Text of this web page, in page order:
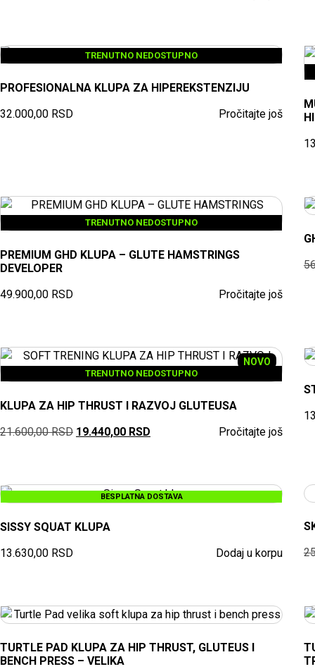
TRENUTNO NEDOSTUPNO
PROFESIONALNA KLUPA ZA HIPEREKSTENZIJU
32.000,00 RSD Pročitajte još
TRENUTNO NEDOSTUPNO
PREMIUM GHD KLUPA – GLUTE HAMSTRINGS
DEVELOPER
49.900,00 RSD Pročitajte još
TRENUTNO NEDOSTUPNO
NOVO
KLUPA ZA HIP THRUST I RAZVOJ GLUTEUSA
21.600,00RSD 19.440,00 RSD Pročitajte još
BESPLATNA DOSTAVA
SISSY SQUAT KLUPA
13.630,00 RSD Dodaj u korpu
TURTLE PAD KLUPA ZA HIP THRUST, GLUTEUS I
BENCH PRESS – VELIKA